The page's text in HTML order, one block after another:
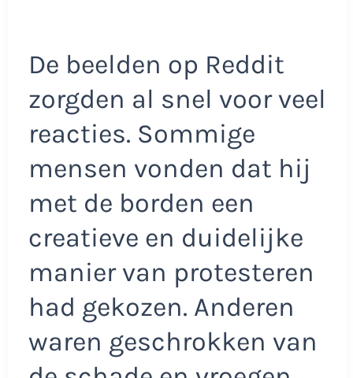
De beelden op Reddit
zorgden al snel voor veel
reacties. Sommige
mensen vonden dat hij
met de borden een
creatieve en duidelijke
manier van protesteren
had gekozen. Anderen
waren geschrokken van